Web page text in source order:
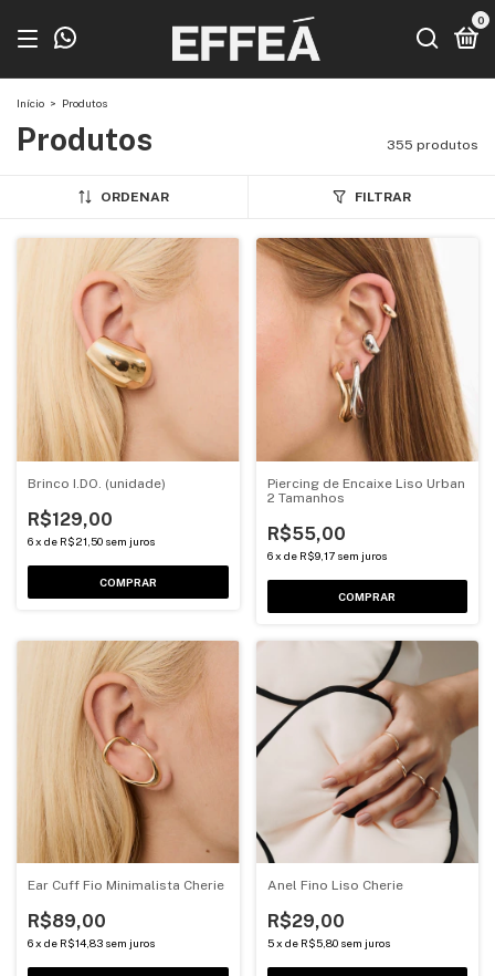
0
Início > Produtos
Produtos 355 produtos
ORDENAR FILTRAR
Brinco I.DO. (unidade)
R$129,00
6x de R$21,50 sem juros
COMPRAR
Piercing de Encaixe Liso Urban
2 Tamanhos
R$55,00
6 x de R$9,17 sem juros
COMPRAR
Ear Cuff Fio Minimalista Cherie
R$89,00
6x de R$14,83 sem juros
Anel Fino Liso Cherie
R$29,00
5 x de R$5,80 sem juros